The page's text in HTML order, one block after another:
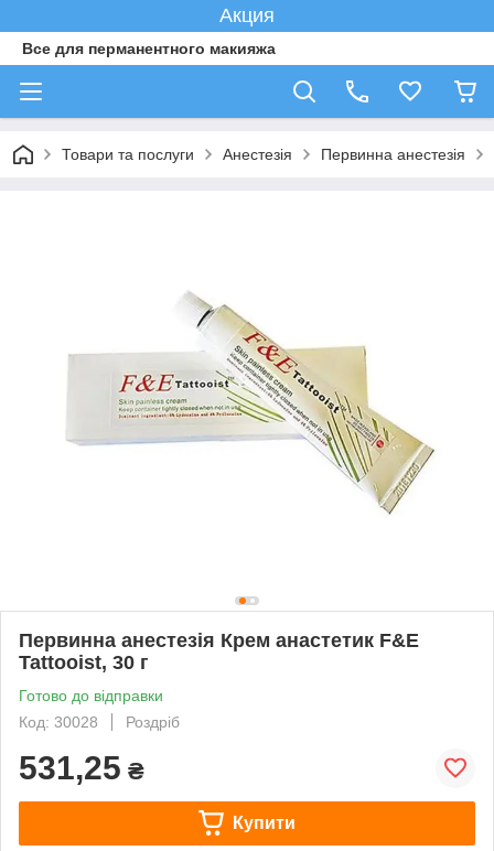
Акция
Все для перманентного макияжа
Товари та послуги Анестезія Первинна анестезія
Первинна анестезія Крем анастетик F&E
Tattooist, 30 г
Готово до відправки
Код: 30028
Роздріб
531,25 ₴
Купити